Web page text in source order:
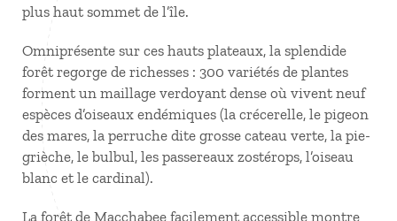
plus haut sommet de l’île.
Omniprésente sur ces hauts plateaux, la splendide
forêt regorge de richesses : 300 variétés de plantes
forment un maillage verdoyant dense où vivent neuf
espèces d’oiseaux endémiques (la crécerelle, le pigeon
des mares, la perruche dite grosse cateau verte, la pie-
grièche, le bulbul, les passereaux zostérops, l’oiseau
blanc et le cardinal).
La forêt de Macchabee facilement accessible montre